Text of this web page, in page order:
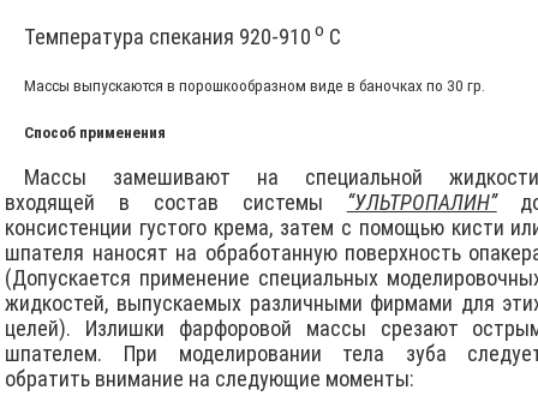
Температура спекания 920-910 о С
Массы выпускаются в порошкообразном виде в баночках по 30 гр.
Способ применения
Массы замешивают на специальной
входящей в состав системы “УЛЬТРОПАЛИН”
консистенции густого крема, затем с помощью кисти
шпателя наносят на обработанную поверхность
(Допускается применение специальных
жидкостей, выпускаемых различными фирмами для
целей). Излишки фарфоровой массы срезают
шпателем. При моделировании тела зуба
обратить внимание на следующие моменты: